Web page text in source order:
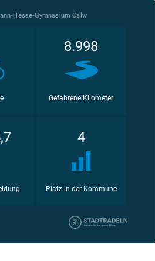
Hesse-Gymnasium Calw
8.998
Gefahrene Kilometer
4
Platz in der Kommune